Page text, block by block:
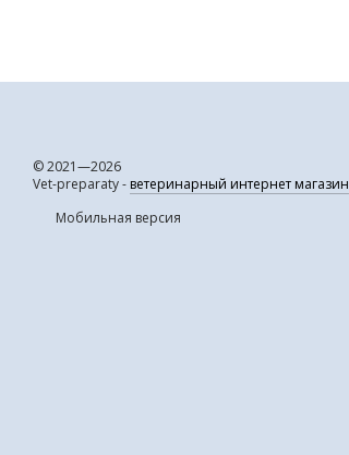
© 2021—2026
Vet-preparaty - ветеринарный интернет магазин
Мобильная версия